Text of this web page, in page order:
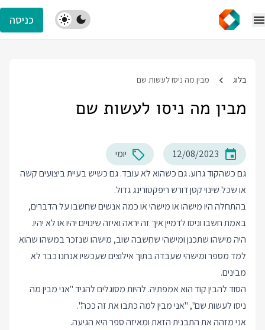
כניסה
בלוג מבין מה ניסו לעשות שם
מבין מה ניסו לעשות שם
12/08/2023
יומי
גם כשהקוד גרוע. גם כשהוא לא עובד. גם כשיש בעיית ביצועים קשה
או שכל שינוי קטן דורש ריפקטורינג גדול.
בהתחלה היו מישהו או מישהי או כמה אנשים שחשבו על הדברים,
באמת חשבו וניסו לדמיין איך זה יראה ואיזה שינויים יהיו או לא יהיו.
היה מישהו שתכנן ומישהי שחשבה שוב, מישהו שנזכר במשהו שהוא
למד מספר ומישהי שעבדה בתוך אילוצים שעכשיו אנחנו כבר לא
מבינים.
הסוד להבין קוד הוא אמפתיה. להיות מסוגלים להגיד "אני מבין מה
ניסו לעשות שם", "אני מבין למה כתבו את זה ככה".
אני מזהה את התבנית הזאת ומאיזה ספר היא הגיעה.